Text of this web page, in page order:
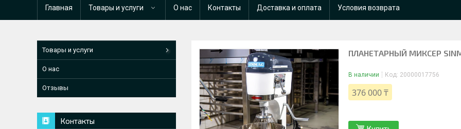
Главная Товары и услуги О нас Контакты Доставка и оплата Условия возврата
ПЛАНЕТАРНЫЙ МИКСЕР
В наличии Код: 20000017756
376 000 ₸
Товары и услуги
О нас
Отзывы
Контакты